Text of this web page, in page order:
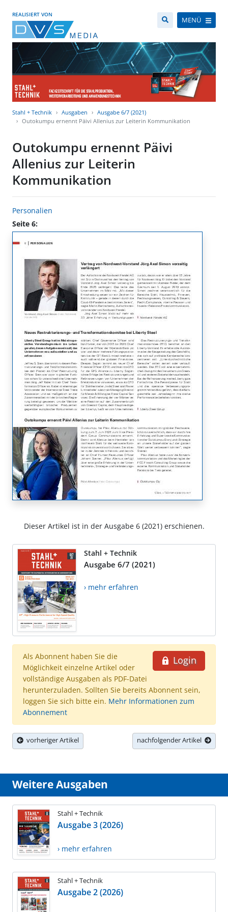
REALISIERT VON
MENÜ
Stahl + Technik Ausgaben
Ausgabe 6/7 (2021)
Outokumpu ernennt Päivi Allenius zur Leiterin Kommunikation
Outokumpu ernennt Päivi
Allenius zur Leiterin
Kommunikation
Personalien
Seite 6:
Dieser Artikel ist in der Ausgabe 6 (2021) erschienen.
Stahl + Technik
Ausgabe 6/7 (2021)
› mehr erfahren
Login
Als Abonnent haben Sie die
Möglichkeit einzelne Artikel oder
vollständige Ausgaben als PDF-Datei
herunterzuladen. Sollten Sie bereits Abonnent sein,
loggen Sie sich bitte ein. Mehr Informationen zum
Abonnement
vorheriger Artikel nachfolgender Artikel
Weitere Ausgaben
Stahl + Technik
Ausgabe 3 (2026)
› mehr erfahren
Stahl + Technik
Ausgabe 2 (2026)